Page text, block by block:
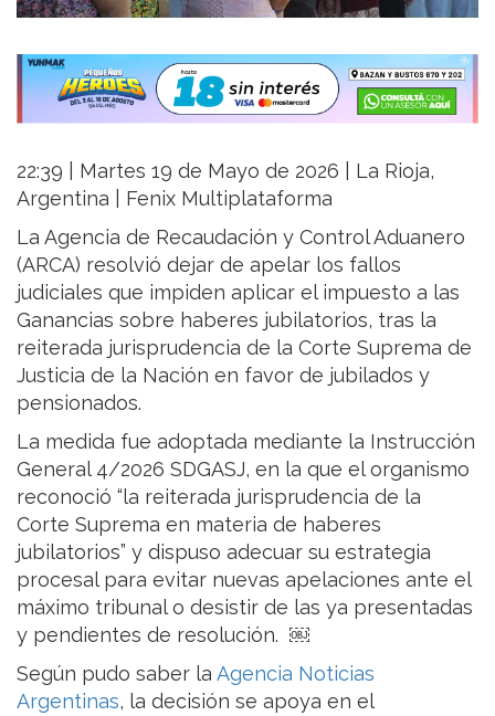
22:39 | Martes 19 de Mayo de 2026 | La Rioja,
Argentina | Fenix Multiplataforma
La Agencia de Recaudación y Control Aduanero
(ARCA) resolvió dejar de apelar los fallos
judiciales que impiden aplicar el impuesto a las
Ganancias sobre haberes jubilatorios, tras la
reiterada jurisprudencia de la Corte Suprema de
Justicia de la Nación en favor de jubilados y
pensionados.
La medida fue adoptada mediante la Instrucción
General 4/2026 SDGASJ, en la que el organismo
reconoció “la reiterada jurisprudencia de la
Corte Suprema en materia de haberes
jubilatorios” y dispuso adecuar su estrategia
procesal para evitar nuevas apelaciones ante el
máximo tribunal o desistir de las ya presentadas
y pendientes de resolución. ￼
Según pudo saber la Agencia Noticias
Argentinas, la decisión se apoya en el